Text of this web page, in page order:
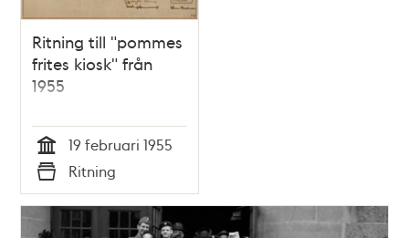
Ritning till "pommes
frites kiosk" från
1955
Tid
19 februari 1955
Typ
Ritning